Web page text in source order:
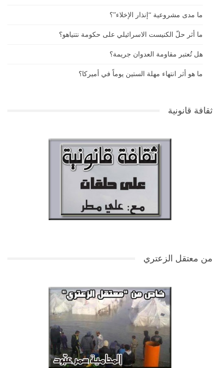
ما مدى مشروعية “إنذار الإخلاء”؟
ما أثر حلّ الكنيست الاسرائيلي على حكومة نتنياهو؟
هل تُعتبر مقاومة العدوان جريمة؟
ما هو أثر انتهاء مهلة الستين يوماً في أميركا؟
ثقافة قانونية
من معتقل الزعتري